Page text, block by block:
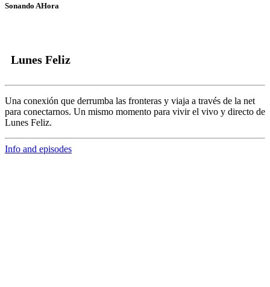
Sonando AHora
Lunes Feliz
Una conexión que derrumba las fronteras y viaja a través de la net
para conectarnos. Un mismo momento para vivir el vivo y directo de
Lunes Feliz.
Info and episodes